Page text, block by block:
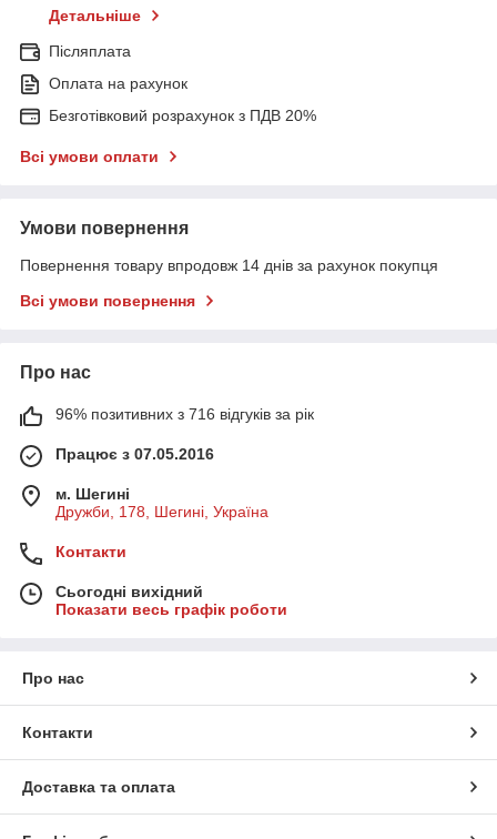
Детальніше
Післяплата
Оплата на рахунок
Безготівковий розрахунок з ПДВ 20%
Всі умови оплати
Умови повернення
Повернення товару впродовж 14 днів за рахунок покупця
Всі умови повернення
Про нас
96% позитивних з 716 відгуків за рік
Працює з 07.05.2016
м. Шегині
Дружби, 178, Шегині, Україна
Контакти
Сьогодні вихідний
Показати весь графік роботи
Про нас
Контакти
Доставка та оплата